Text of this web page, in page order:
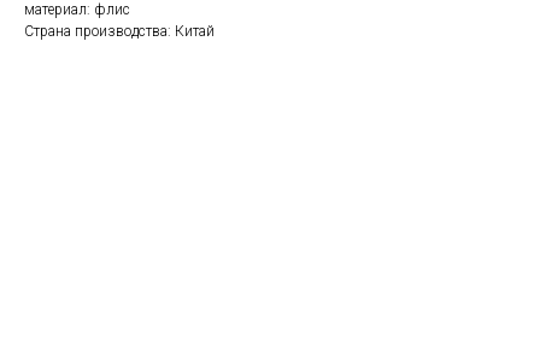
материал: флис
Страна производства: Китай